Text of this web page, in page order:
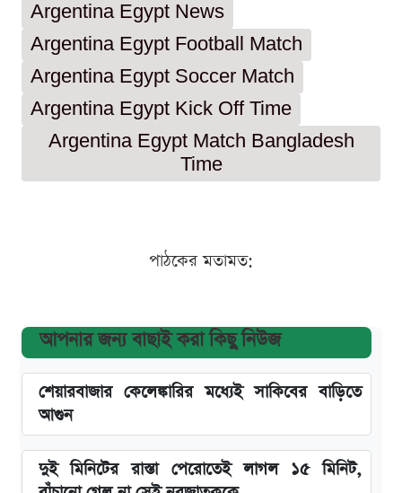
Argentina Egypt News
Argentina Egypt Football Match
Argentina Egypt Soccer Match
Argentina Egypt Kick Off Time
Argentina Egypt Match Bangladesh
Time
পাঠকের মতামত:
আপনার জন্য বাছাই করা কিছু নিউজ
শেয়ারবাজার কেলেঙ্কারির মধ্যেই সাকিবের বাড়িতে
আগুন
দুই মিনিটের রাস্তা পেরোতেই লাগল ১৫ মিনিট,